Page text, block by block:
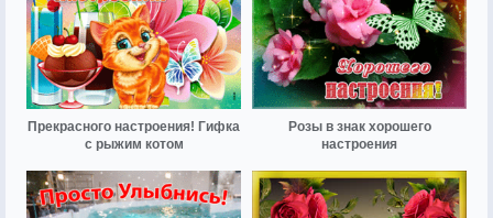
Прекрасного настроения! Гифка
с рыжим котом
Розы в знак хорошего
настроения